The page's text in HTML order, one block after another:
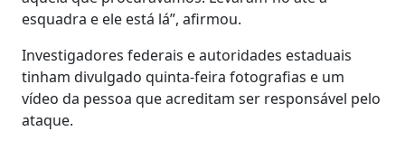
esquadra e ele está lá”, afirmou.
Investigadores federais e autoridades estaduais
tinham divulgado quinta-feira fotografias e um
vídeo da pessoa que acreditam ser responsável pelo
ataque.